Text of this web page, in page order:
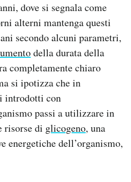
dove si segnala come
alterni mantenga questi
secondo alcuni parametri,
della durata della
completamente chiaro
si ipotizza che in
introdotti con
passi a utilizzare in
risorse di glicogeno, una
energetiche dell’organismo,